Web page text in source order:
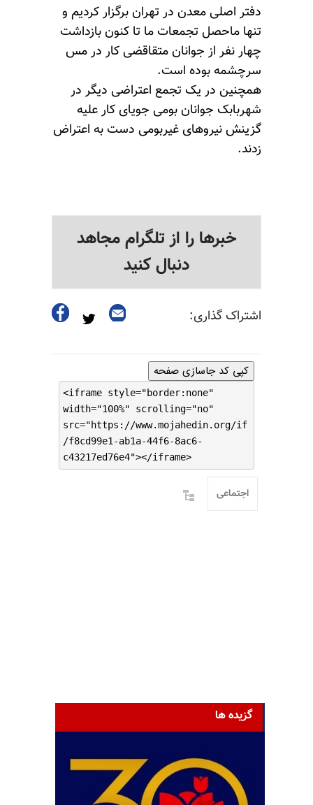
دفتر اصلی معدن در تهران برگزار کردیم و
تنها ماحصل تجمعات ما تا کنون بازداشت
چهار نفر از جوانان متقاقضی کار در مس
سرچشمه بوده است.
همچنین در یک تجمع اعتراضی دیگر در
شهربابک جوانان بومی جویای کار علیه
گزینش نیروهای غیربومی دست به اعتراض
زدند.
خبرها را از تلگرام مجاهد
دنبال کنید
اشتراک گذاری:
کپی کد جاسازی صفحه
<iframe style="border:none"
width="100%" scrolling="no"
src="https://www.mojahedin.org/if
/f8cd99e1-ab1a-44f6-8ac6-
c43217ed76e4"></iframe>
اجتماعی
گزیده ها